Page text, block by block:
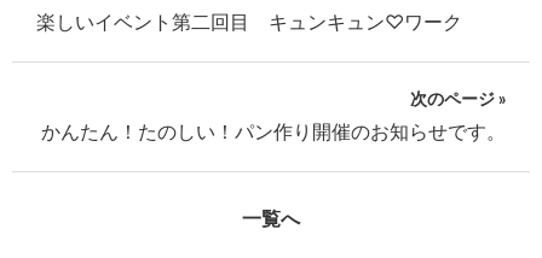
楽しいイベント第二回目 キュンキュン♡ワーク
次のページ »
かんたん！たのしい！パン作り開催のお知らせです。
一覧へ